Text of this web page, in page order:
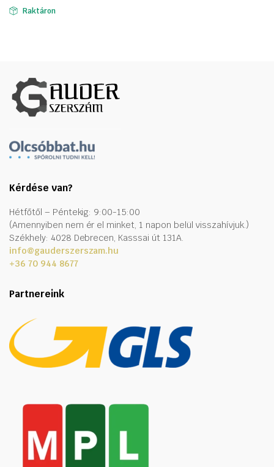
Raktáron
Kérdése van?
Hétfőtől – Péntekig: 9:00-15:00
(Amennyiben nem ér el minket, 1 napon belül visszahívjuk.)
Székhely: 4028 Debrecen, Kasssai út 131A.
info@gauderszerszam.hu
+36 70 944 8677
Partnereink